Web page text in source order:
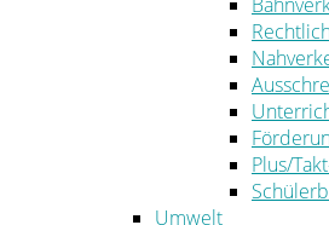
Plus/
Umwelt